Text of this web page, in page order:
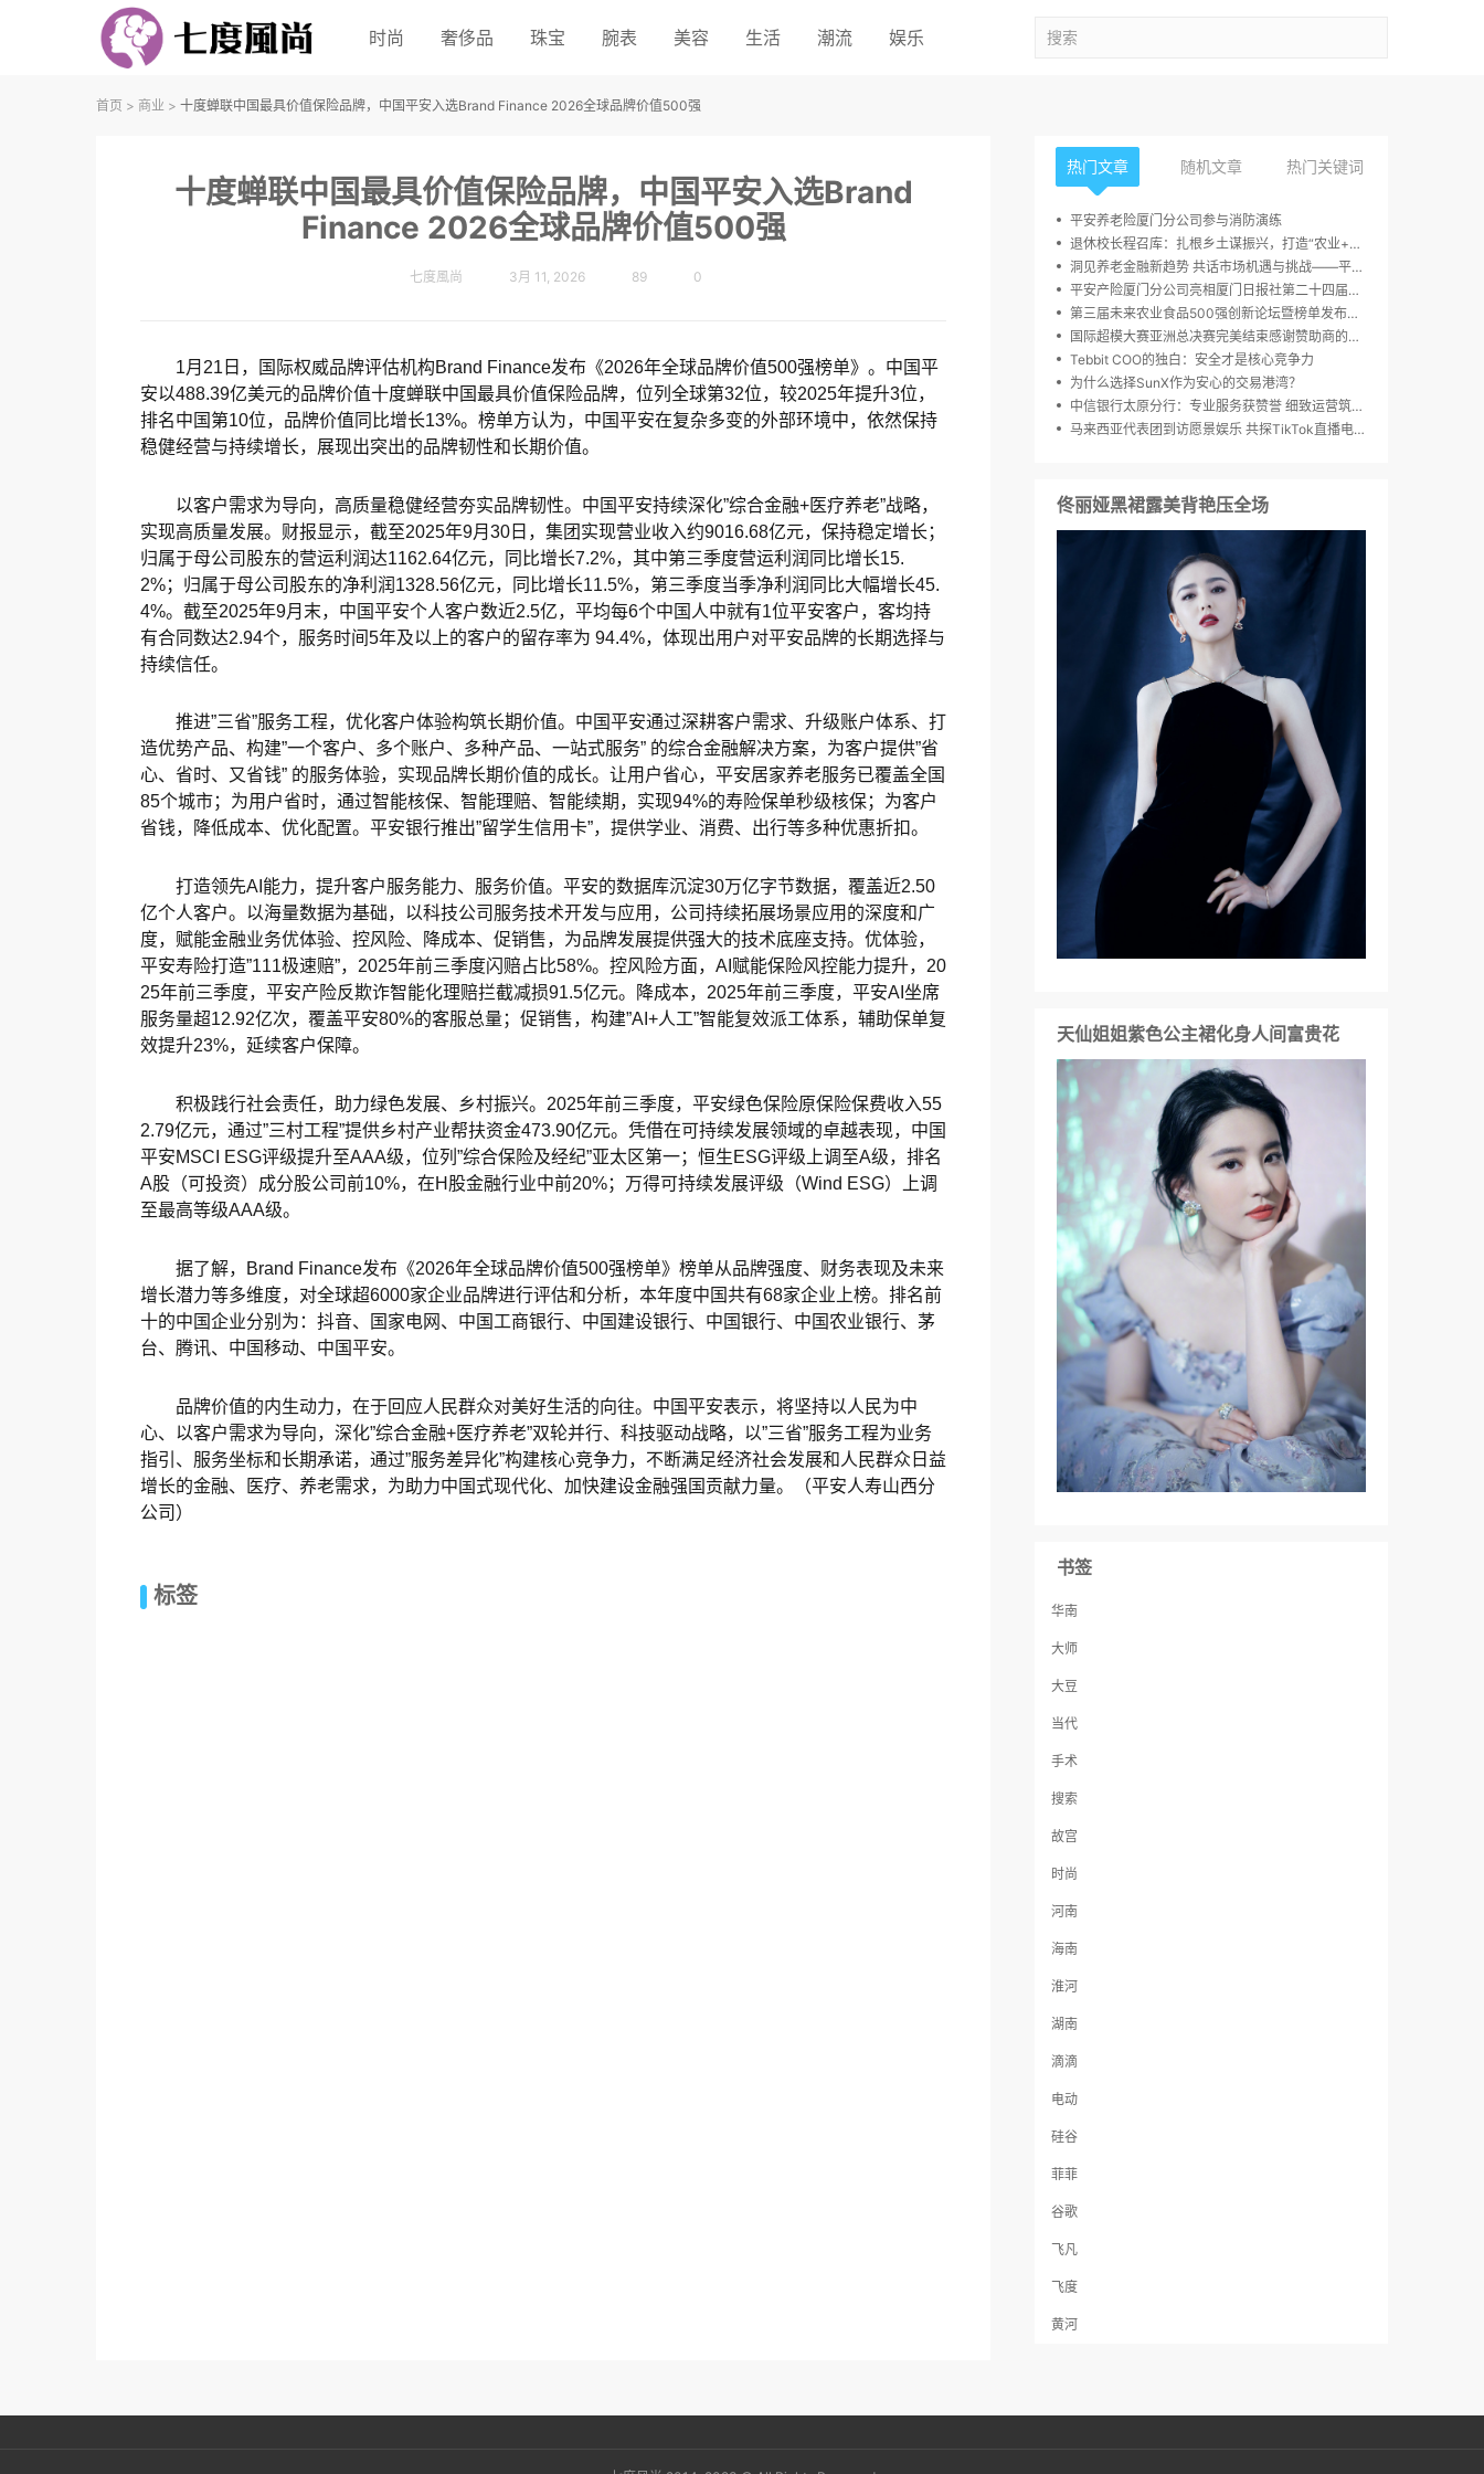
时尚 奢侈品 珠宝 腕表 美容 生活 潮流 娱乐
首页 > 商业 > 十度蝉联中国最具价值保险品牌，中国平安入选Brand Finance 2026全球品牌价值500强
十度蝉联中国最具价值保险品牌，中国平安入选Brand
Finance 2026全球品牌价值500强
七度風尚 3月 11, 2026 89 0
1月21日，国际权威品牌评估机构Brand Finance发布《2026年全球品牌价值500强榜单》。中国平
安以488.39亿美元的品牌价值十度蝉联中国最具价值保险品牌，位列全球第32位，较2025年提升3位，
排名中国第10位，品牌价值同比增长13%。榜单方认为，中国平安在复杂多变的外部环境中，依然保持
稳健经营与持续增长，展现出突出的品牌韧性和长期价值。
以客户需求为导向，高质量稳健经营夯实品牌韧性。中国平安持续深化”综合金融+医疗养老”战略，
实现高质量发展。财报显示，截至2025年9月30日，集团实现营业收入约9016.68亿元，保持稳定增长；
归属于母公司股东的营运利润达1162.64亿元，同比增长7.2%，其中第三季度营运利润同比增长15.
2%；归属于母公司股东的净利润1328.56亿元，同比增长11.5%，第三季度当季净利润同比大幅增长45.
4%。截至2025年9月末，中国平安个人客户数近2.5亿，平均每6个中国人中就有1位平安客户，客均持
有合同数达2.94个，服务时间5年及以上的客户的留存率为 94.4%，体现出用户对平安品牌的长期选择与
持续信任。
推进”三省”服务工程，优化客户体验构筑长期价值。中国平安通过深耕客户需求、升级账户体系、打
造优势产品、构建”一个客户、多个账户、多种产品、一站式服务” 的综合金融解决方案，为客户提供”省
心、省时、又省钱” 的服务体验，实现品牌长期价值的成长。让用户省心，平安居家养老服务已覆盖全国
85个城市；为用户省时，通过智能核保、智能理赔、智能续期，实现94%的寿险保单秒级核保；为客户
省钱，降低成本、优化配置。平安银行推出”留学生信用卡”，提供学业、消费、出行等多种优惠折扣。
打造领先AI能力，提升客户服务能力、服务价值。平安的数据库沉淀30万亿字节数据，覆盖近2.50
亿个人客户。以海量数据为基础，以科技公司服务技术开发与应用，公司持续拓展场景应用的深度和广
度，赋能金融业务优体验、控风险、降成本、促销售，为品牌发展提供强大的技术底座支持。优体验，
平安寿险打造”111极速赔”，2025年前三季度闪赔占比58%。控风险方面，AI赋能保险风控能力提升，20
25年前三季度，平安产险反欺诈智能化理赔拦截减损91.5亿元。降成本，2025年前三季度，平安AI坐席
服务量超12.92亿次，覆盖平安80%的客服总量；促销售，构建”AI+人工”智能复效派工体系，辅助保单复
效提升23%，延续客户保障。
积极践行社会责任，助力绿色发展、乡村振兴。2025年前三季度，平安绿色保险原保险保费收入55
2.79亿元，通过”三村工程”提供乡村产业帮扶资金473.90亿元。凭借在可持续发展领域的卓越表现，中国
平安MSCI ESG评级提升至AAA级，位列”综合保险及经纪”亚太区第一；恒生ESG评级上调至A级，排名
A股（可投资）成分股公司前10%，在H股金融行业中前20%；万得可持续发展评级（Wind ESG）上调
至最高等级AAA级。
据了解，Brand Finance发布《2026年全球品牌价值500强榜单》榜单从品牌强度、财务表现及未来
增长潜力等多维度，对全球超6000家企业品牌进行评估和分析，本年度中国共有68家企业上榜。排名前
十的中国企业分别为：抖音、国家电网、中国工商银行、中国建设银行、中国银行、中国农业银行、茅
台、腾讯、中国移动、中国平安。
品牌价值的内生动力，在于回应人民群众对美好生活的向往。中国平安表示，将坚持以人民为中
心、以客户需求为导向，深化”综合金融+医疗养老”双轮并行、科技驱动战略，以”三省”服务工程为业务
指引、服务坐标和长期承诺，通过”服务差异化”构建核心竞争力，不断满足经济社会发展和人民群众日益
增长的金融、医疗、养老需求，为助力中国式现代化、加快建设金融强国贡献力量。（平安人寿山西分
公司）
标签
热门文章 随机文章 热门关键词
平安养老险厦门分公司参与消防演练
退休校长程召库：扎根乡土谋振兴，打造“农业+多业态”融合发展新样本
洞见养老金融新趋势 共话市场机遇与挑战——平安养老广东分公司年金客户论坛在京成功举办
平安产险厦门分公司亮相厦门日报社第二十四届读者嘉年华活动
第三届未来农业食品500强创新论坛暨榜单发布周，10月23日于深圳圆满举行
国际超模大赛亚洲总决赛完美结束感谢赞助商的大力支持
Tebbit COO的独白：安全才是核心竞争力
为什么选择SunX作为安心的交易港湾？
中信银行太原分行：专业服务获赞誉 细致运营筑信任
马来西亚代表团到访愿景娱乐 共探TikTok直播电商增长新路径
佟丽娅黑裙露美背艳压全场
天仙姐姐紫色公主裙化身人间富贵花
书签
华南
大师
大豆
当代
手术
搜索
故宫
时尚
河南
海南
淮河
湖南
滴滴
电动
硅谷
菲菲
谷歌
飞凡
飞度
黄河